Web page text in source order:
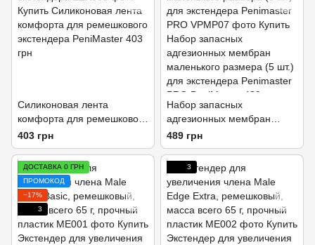
Силиконовая лента
комфорта для ремешкового
экстендера
403 грн
Набор запасных
адгезионных мембран
маленького размера (5 шт)
для экстендера Penimaster
PRO
489 грн
ДОСТАВКА 0 ГРН
ПРОМОКОД
−17%
3
3